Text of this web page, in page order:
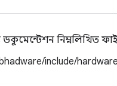
নিম্নলিখিত
include/